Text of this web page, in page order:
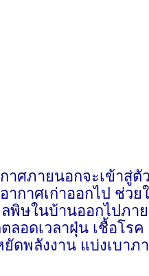
ศภายนอกจะเข้าสู่
กาศเก่าออกไป ช่ว
พิษในบ้านออกไปภ
อดเวลาฝุ่น เชื้อโร
พลังงาน แบ่งเบาภ